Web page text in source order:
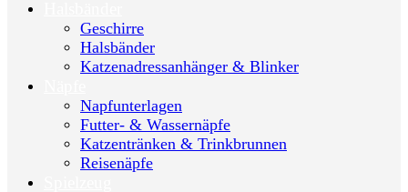
Geschirre
Halsbänder
Katzenadressanhänger & Blinker
Napfunterlagen
Futter- & Wassernäpfe
Katzentränken & Trinkbrunnen
Reisenäpfe